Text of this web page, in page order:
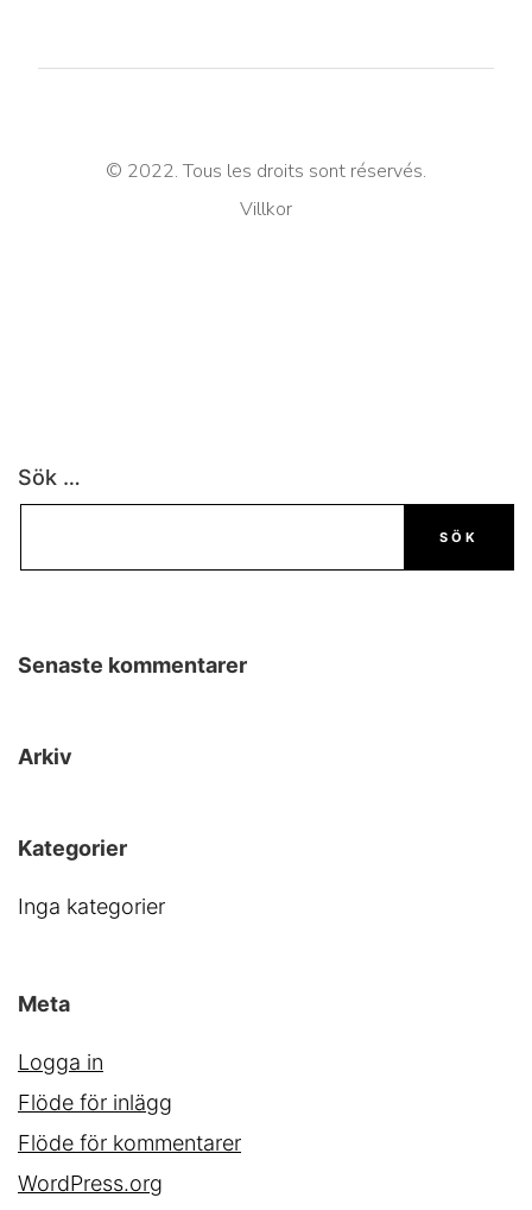
© 2022. Tous les droits sont réservés.
Villkor
Sök …
Senaste kommentarer
Arkiv
Kategorier
Inga kategorier
Meta
Logga in
Flöde för inlägg
Flöde för kommentarer
WordPress.org